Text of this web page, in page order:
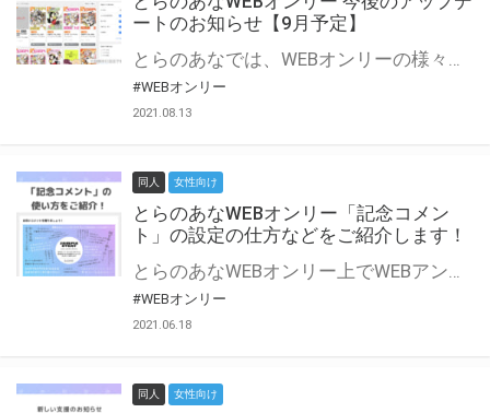
ートのお知らせ【9月予定】
とらのあなでは、WEBオンリーの様々な支援を実施しています。 今回は2021年9月に実装を予定しているアップデート情報についてご紹介いたします。 とらのあなWEBオンリーサイトはこちら
#WEBオンリー
2021.08.13
同人 女性向け
とらのあなWEBオンリー「記念コメン
ト」の設定の仕方などをご紹介します！
とらのあなWEBオンリー上でWEBアンソロジーが作成できる「記念コメント」について、その使い方や作成手順を解説します！ 支援タイプを「サークル参加型」「サークル参加型・マルシェ(イベント会場)機能付き」でお申し込みいただいている主催者様はぜひご活用ください♪ とらのあなWEBオンリーサイトはこちら
#WEBオンリー
2021.06.18
同人 女性向け